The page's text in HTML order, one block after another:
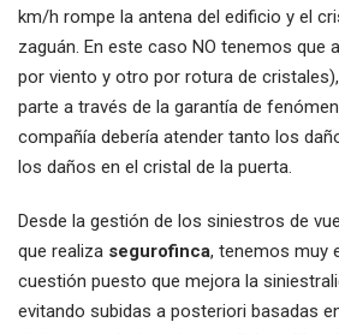
km/h rompe la antena del edificio y el
zaguán. En este caso NO tenemos que
por viento y otro por rotura de
parte a través de la garantía de
compañía debería atender tanto los
los daños en el cristal de la puerta.
Desde la gestión de los siniestros de
que realiza segurofinca, tenemos muy
cuestión puesto que mejora la
evitando subidas a posteriori basadas